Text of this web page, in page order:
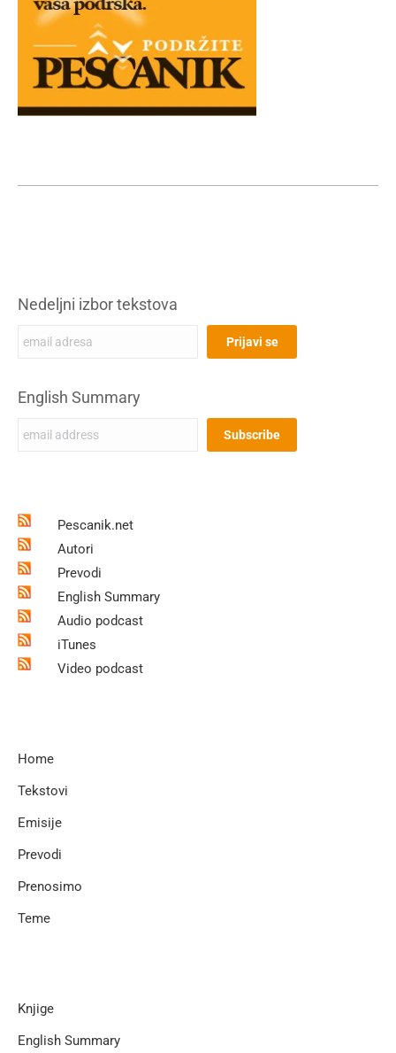
Nedeljni izbor tekstova
English Summary
Pescanik.net
Autori
Prevodi
English Summary
Audio podcast
iTunes
Video podcast
Home
Tekstovi
Emisije
Prevodi
Prenosimo
Teme
Knjige
English Summary